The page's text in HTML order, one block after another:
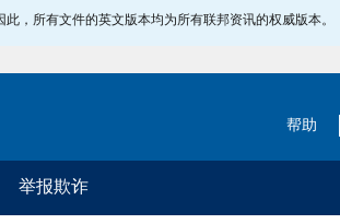
，所有文件的英文版本均为所有联邦资讯的权威版本。
帮助
举报欺诈